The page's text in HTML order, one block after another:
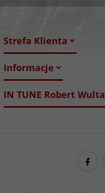
Strefa Klienta
Informacje
IN TUNE Robert